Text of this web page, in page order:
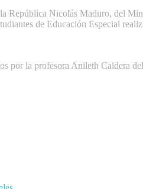
República Nicolás Maduro, del
de Educación Especial
por la profesora Anileth Caldera